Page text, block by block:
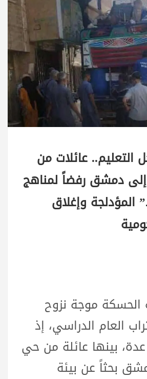
التعليم.. عائلات من
دمشق رفضاً لمناهج
المؤدلجة وإغلاق
موجة نزوح
العام الدراسي، إذ
بينها عائلة من حي
بحثاً عن بيئة